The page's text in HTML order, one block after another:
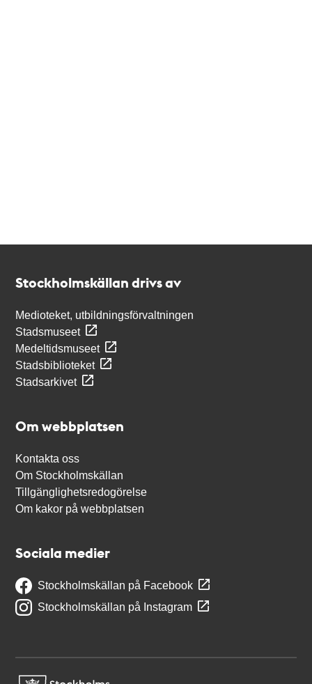
Stockholmskällan drivs av
Medioteket, utbildningsförvaltningen
Stadsmuseet
Medeltidsmuseet
Stadsbiblioteket
Stadsarkivet
Om webbplatsen
Kontakta oss
Om Stockholmskällan
Tillgänglighetsredogörelse
Om kakor på webbplatsen
Sociala medier
Stockholmskällan på Facebook
Stockholmskällan på Instagram